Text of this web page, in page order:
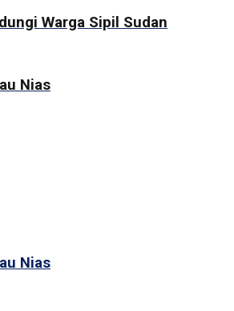
Warga Sipil Sudan
Nias
Nias